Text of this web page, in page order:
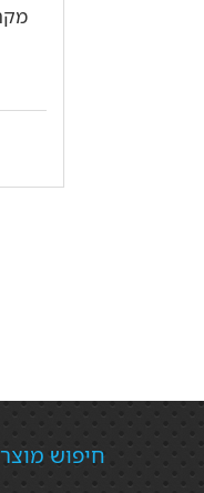
חיפוש מוצר